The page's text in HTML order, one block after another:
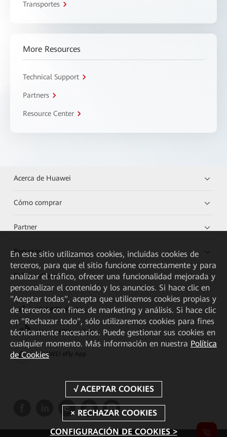
Transportes
More Resources
Technical Support
Partners
Resource Center
Acerca de Huawei
Cómo comprar
Partner
Recursos
Enlaces directos
HUAWEI eKit App
Huawei HiKnow App
HUAWEI eFly App
En este sitio utilizamos cookies, incluidas cookies de
terceros, para que el sitio funcione correctamente y para
analizar el tráfico, ofrecer una funcionalidad mejorada y
personalizar el contenido y los anuncios. Si hace clic en
"Aceptar todas", acepta que utilicemos cookies propias y
de terceros con fines de marketing y análisis. Si hace clic
en "Rechazar todo", sólo utilizaremos cookies para fines
técnicamente necesarios. Puede gestionar sus cookies en
cualquier momento. Más información en nuestra Política
de Cookies
CONFIGURACIÓN DE COOKIES >